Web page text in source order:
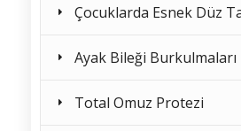
Çocuklarda Esnek Düz
Ayak Bileği Burkulmaları
Total Omuz Protezi